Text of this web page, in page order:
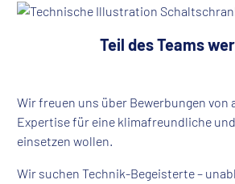
Teil des Teams
Wir freuen uns über Bewerbungen von
Expertise für eine klimafreundliche
einsetzen wollen.
Wir suchen Technik-Begeisterte –